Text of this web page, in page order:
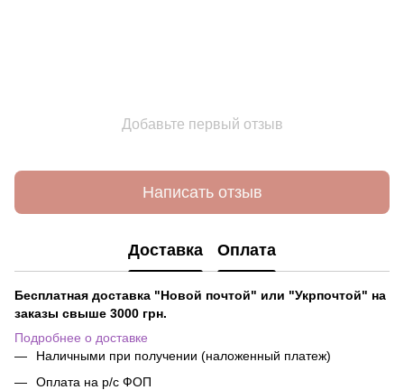
Добавьте первый отзыв
Написать отзыв
Доставка Оплата
Бесплатная доставка "Новой почтой" или "Укрпочтой" на
заказы свыше 3000 грн.
Подробнее о доставке
Наличными при получении (наложенный платеж)
Оплата на р/с ФОП